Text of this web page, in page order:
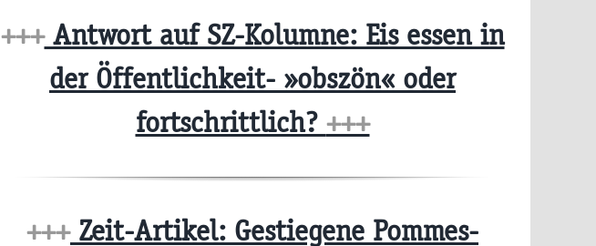
+++Antwort auf SZ-Kolumne: Eis essen in
der Öffentlichkeit- »obszön« oder
fortschrittlich? +++
+++Zeit-Artikel: Gestiegene Pommes-